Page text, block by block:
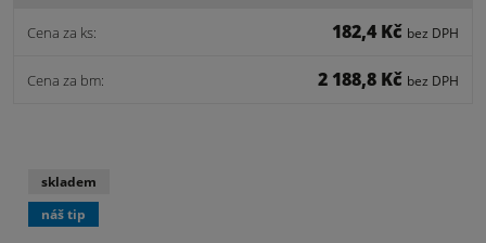
Cena za ks: 182,4 Kč bez DPH
Cena za bm: 2 188,8 Kč bez DPH
skladem
náš tip